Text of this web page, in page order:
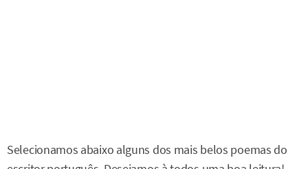
Selecionamos abaixo alguns dos mais belos poemas do